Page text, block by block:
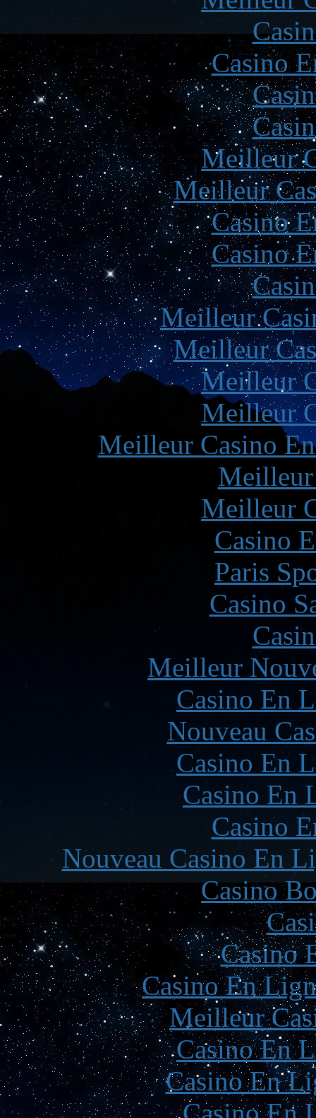
Casino
Meilleur
Meilleur
Casino
Casino
Meilleur
Meilleur
Meilleur
Meilleur
Meilleur Casino
Meilleur
Meilleur
Casino
Paris
Casino
Meilleur
Casino En
Nouveau
Casino En
Casino En
Casino
Nouveau Casino En
Casino
Casino
Casino En
Meilleur
Casino En
Casino En